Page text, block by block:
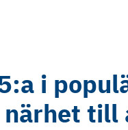
i
närhet till